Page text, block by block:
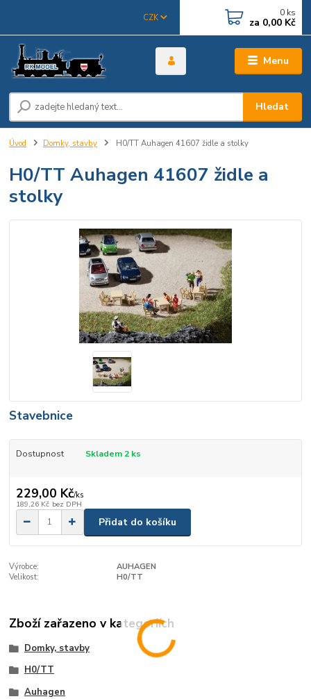
Menu
CZK
Hledat
0 ks
za 0,00 Kč
Úvod Domky, stavby H0/TT Auhagen 41607 židle a stolky
H0/TT Auhagen 41607 židle a
stolky
Stavebnice
Dostupnost Skladem 2 ks
229,00 Kč/ks
189,26 Kč bez DPH
Přidat do košíku
Výrobce:
AUHAGEN
Velikost:
H0/TT
Zboží zařazeno v kategoriích
Domky, stavby
H0/TT
Auhagen